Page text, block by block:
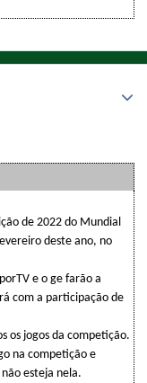
de 2022 do Mundial
deste ano, no
e o ge farão a
com a participação de
os jogos da competição.
na competição e
esteja nela.